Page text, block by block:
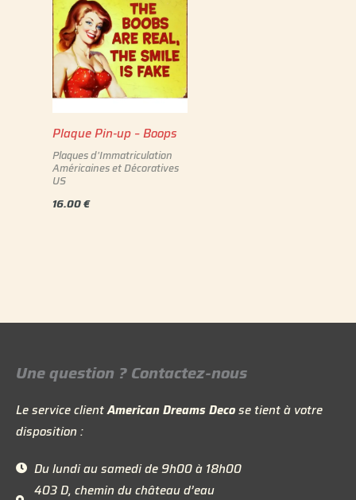
Plaque Pin-up – Boops
Plaques d'Immatriculation
Américaines et Décoratives
US
16.00€
Une question ? Contactez-nous
Le service clientAmerican Dreams Decose tient à votre
disposition :
Du lundi au samedi de 9h00 à 18h00
403 D, chemin du château d’eau